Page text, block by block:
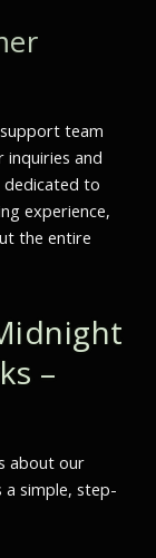
team
and
dedicated to
experience,
the entire
–
about our
a simple, step-